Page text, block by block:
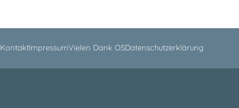
KontaktImpressumVielen Dank OSDatenschutzerklärung